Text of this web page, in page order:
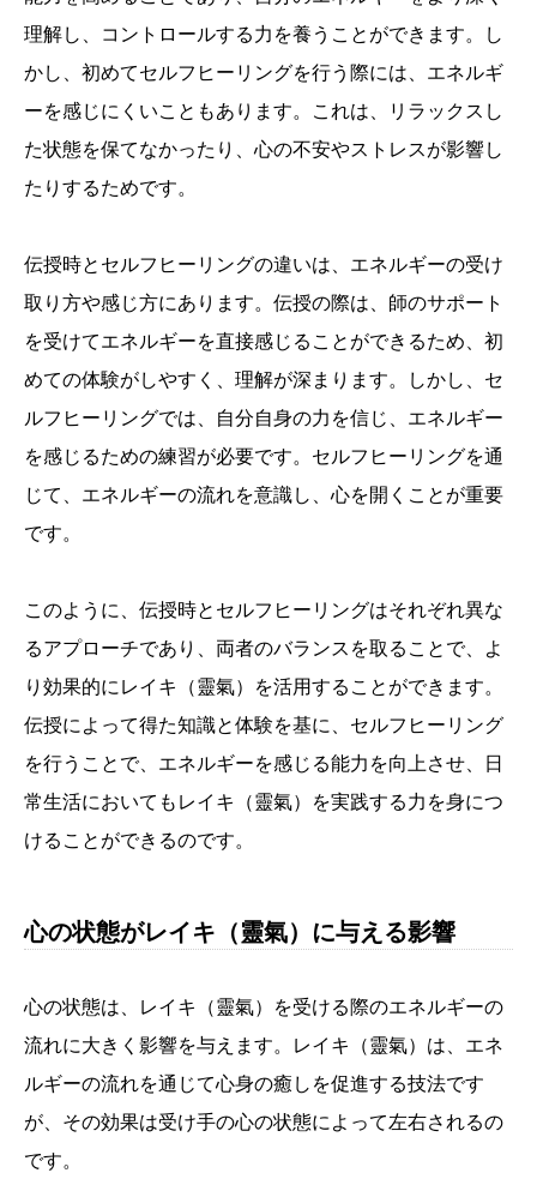
理解し、コントロールする力を養うことができます。し
かし、初めてセルフヒーリングを行う際には、エネルギ
ーを感じにくいこともあります。これは、リラックスし
た状態を保てなかったり、心の不安やストレスが影響し
たりするためです。
伝授時とセルフヒーリングの違いは、エネルギーの受け
取り方や感じ方にあります。伝授の際は、師のサポート
を受けてエネルギーを直接感じることができるため、初
めての体験がしやすく、理解が深まります。しかし、セ
ルフヒーリングでは、自分自身の力を信じ、エネルギー
を感じるための練習が必要です。セルフヒーリングを通
じて、エネルギーの流れを意識し、心を開くことが重要
です。
このように、伝授時とセルフヒーリングはそれぞれ異な
るアプローチであり、両者のバランスを取ることで、よ
り効果的にレイキ（靈氣）を活用することができます。
伝授によって得た知識と体験を基に、セルフヒーリング
を行うことで、エネルギーを感じる能力を向上させ、日
常生活においてもレイキ（靈氣）を実践する力を身につ
けることができるのです。
心の状態がレイキ（靈氣）に与える影響
心の状態は、レイキ（靈氣）を受ける際のエネルギーの
流れに大きく影響を与えます。レイキ（靈氣）は、エネ
ルギーの流れを通じて心身の癒しを促進する技法です
が、その効果は受け手の心の状態によって左右されるの
です。